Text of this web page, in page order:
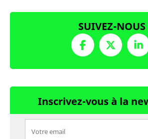
SUIVEZ-NOUS
Inscrivez-vous à la